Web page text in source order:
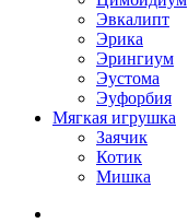
Эвкалипт
Эрика
Эрингиум
Эустома
Эуфорбия
Мягкая игрушка
Заячик
Котик
Мишка